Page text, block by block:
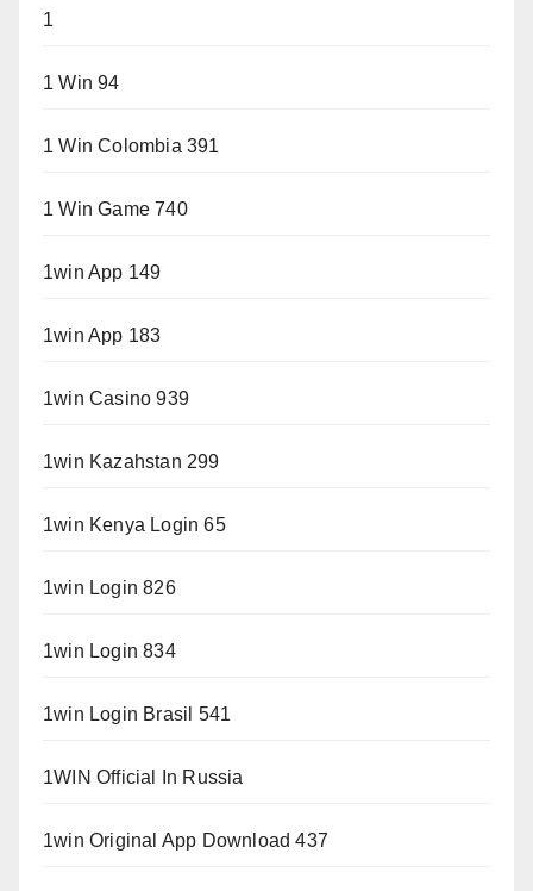
1
1 Win 94
1 Win Colombia 391
1 Win Game 740
1win App 149
1win App 183
1win Casino 939
1win Kazahstan 299
1win Kenya Login 65
1win Login 826
1win Login 834
1win Login Brasil 541
1WIN Official In Russia
1win Original App Download 437